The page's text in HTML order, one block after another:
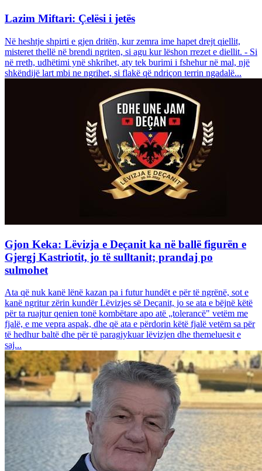
Lazim Miftari: Çelësi i jetës
Në heshtje shpirti e gjen dritën, kur zemra ime hapet drejt qiellit,
misteret thellë në brendi ngriten, si agu kur lëshon rrezet e diellit. - Si
në rreth, udhëtimi ynë shkrihet, aty tek burimi i fshehur në mal, një
shkëndijë lart mbi ne ngrihet, si flakë që ndriçon terrin ngadalë...
Gjon Keka: Lëvizja e Deçanit ka në ballë figurën e
Gjergj Kastriotit, jo të sulltanit; prandaj po
sulmohet
Ata që nuk kanë lënë kazan pa i futur hundët e për të ngrënë, sot e
kanë ngritur zërin kundër Lëvizjes së Deçanit, jo se ata e bëjnë këtë
për ta ruajtur qenien tonë kombëtare apo atë „tolerancë" vetëm me
fjalë, e me vepra aspak, dhe që ata e përdorin këtë fjalë vetëm sa për
të hedhur baltë dhe për të paragjykuar lëvizjen dhe themeluesit e
saj...